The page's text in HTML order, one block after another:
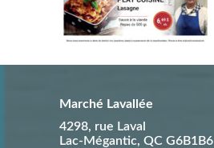
Marché Lavallée
4298, rue Laval
Lac-Mégantic, QC G6B1B6